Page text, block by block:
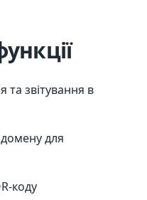
та звітування в
для
коду